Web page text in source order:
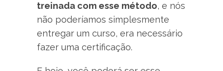
treinada com esse método, e nós
não poderíamos simplesmente
entregar um curso, era necessário
fazer uma certificação.